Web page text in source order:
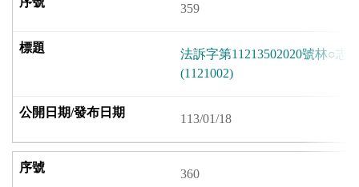
359
法訴字第11213502020號林○志
(1121002)
113/01/18
360